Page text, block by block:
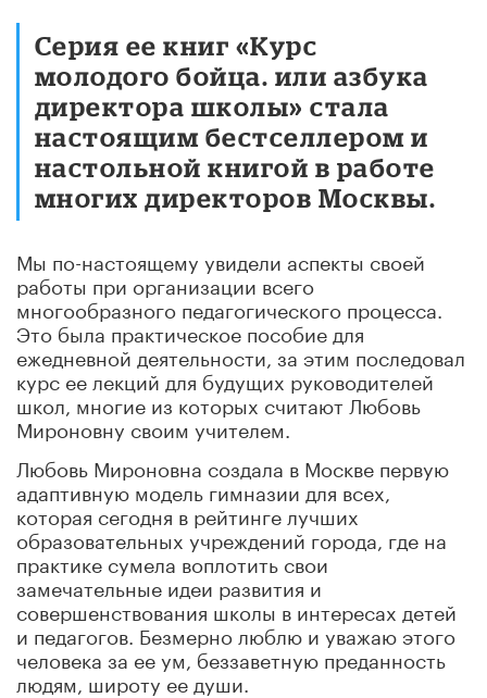
Серия ее книг «Курс
молодого бойца. или азбука
директора школы» стала
настоящим бестселлером и
настольной книгой в работе
многих директоров Москвы.
Мы по-настоящему увидели аспекты своей
работы при организации всего
многообразного педагогического процесса.
Это была практическое пособие для
ежедневной деятельности, за этим последовал
курс ее лекций для будущих руководителей
школ, многие из которых считают Любовь
Мироновну своим учителем.
Любовь Мироновна создала в Москве первую
адаптивную модель гимназии для всех,
которая сегодня в рейтинге лучших
образовательных учреждений города, где на
практике сумела воплотить свои
замечательные идеи развития и
совершенствования школы в интересах детей
и педагогов. Безмерно люблю и уважаю этого
человека за ее ум, беззаветную преданность
людям, широту ее души.